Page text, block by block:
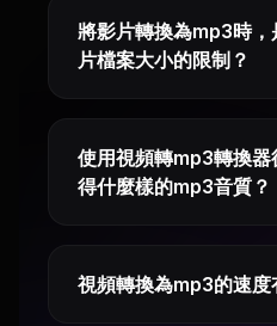
將影片轉換為mp3時，
片檔案大小的限制？
使用視頻轉mp3轉換器
得什麼樣的mp3音質？
視頻轉換為mp3的速度